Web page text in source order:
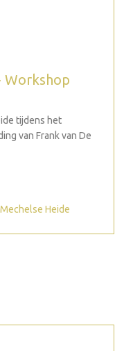
Workshop
tijdens het
van Frank van De
Heide